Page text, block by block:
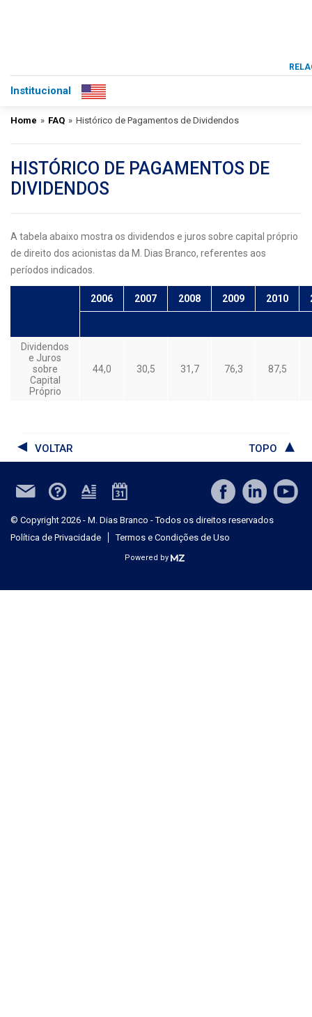
Institucional
Home » FAQ » Histórico de Pagamentos de Dividendos
HISTÓRICO DE PAGAMENTOS DE
DIVIDENDOS
A tabela abaixo mostra os dividendos e juros sobre capital próprio
de direito dos acionistas da M. Dias Branco, referentes aos
períodos indicados.
2006 2007 2008 2009 2010
Dividendos
e Juros
sobre
Capital
Próprio
44,0 30,5 31,7 76,3 87,5
VOLTAR TOPO
© Copyright 2026 - M. Dias Branco - Todos os direitos reservados
Política de Privacidade
Termos e Condições de Uso
Powered by